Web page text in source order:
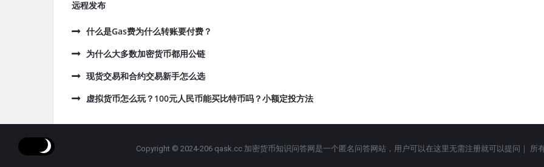
远程发布
什么是Gas费为什么转账要付费？
为什么大多数加密货币都用公链
现货交易和合约交易新手怎么选
虚拟货币怎么玩？100元人民币能买比特币吗？小额定投方法
Copyright © 2024-206 qask.cc 加密货币知识问答网是一个匿名问答网站，用户可以在这里无需注册就可以提问｜ 所